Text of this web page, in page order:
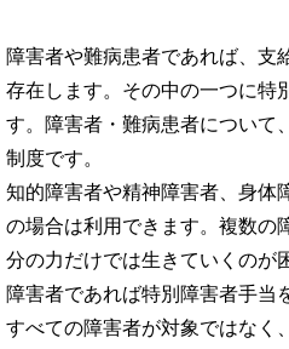
障害者や難病患者であれば、支
存在します。その中の一つに特
す。障害者・難病患者について
制度です。
知的障害者や精神障害者、身体
の場合は利用できます。複数の
分の力だけでは生きていくのが
障害者であれば特別障害者手当
すべての障害者が対象ではなく